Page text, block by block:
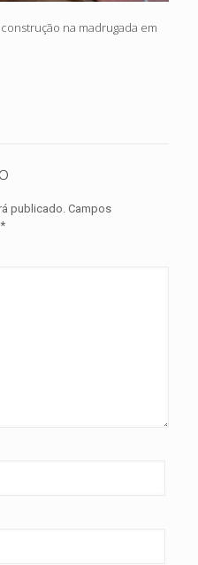
na madrugada em
publicado. Campos
*